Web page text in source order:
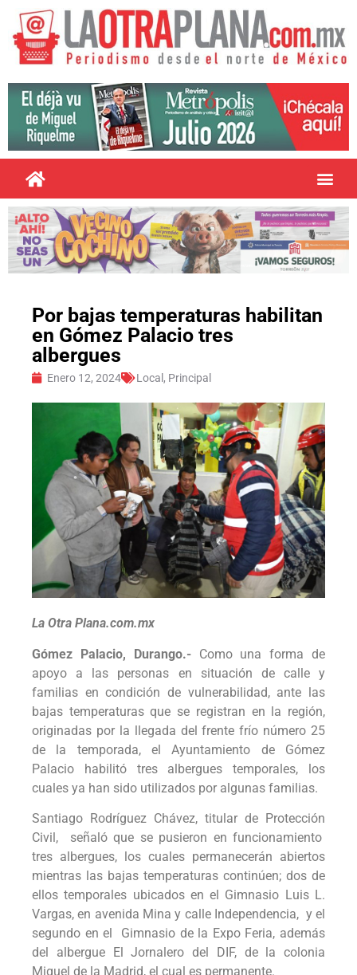
Por bajas temperaturas habilitan
en Gómez Palacio tres
albergues
Enero 12, 2024 Local , Principal
La Otra Plana.com.mx
Gómez Palacio, Durango.- Como una forma de
apoyo a las personas en situación de calle y
familias en condición de vulnerabilidad, ante las
bajas temperaturas que se registran en la región,
originadas por la llegada del frente frío número 25
de la temporada, el Ayuntamiento de Gómez
Palacio habilitó tres albergues temporales, los
cuales ya han sido utilizados por algunas familias.
Santiago Rodríguez Chávez, titular de Protección
Civil, señaló que se pusieron en funcionamiento
tres albergues, los cuales permanecerán abiertos
mientras las bajas temperaturas continúen; dos de
ellos temporales ubicados en el Gimnasio Luis L.
Vargas, en avenida Mina y calle Independencia, y el
segundo en el Gimnasio de la Expo Feria, además
del albergue El Jornalero del DIF, de la colonia
Miguel de la Madrid, el cual es permanente.